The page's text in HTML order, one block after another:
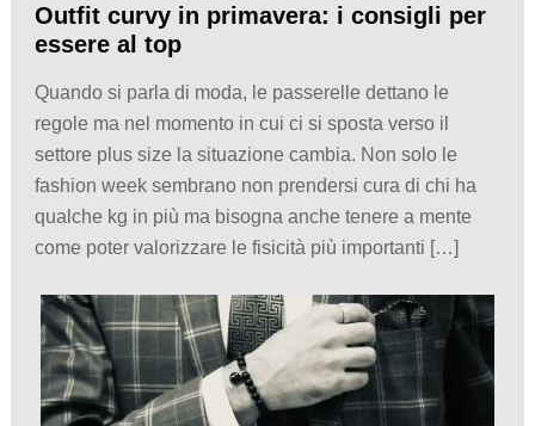
Outfit curvy in primavera: i consigli per
essere al top
Quando si parla di moda, le passerelle dettano le
regole ma nel momento in cui ci si sposta verso il
settore plus size la situazione cambia. Non solo le
fashion week sembrano non prendersi cura di chi ha
qualche kg in più ma bisogna anche tenere a mente
come poter valorizzare le fisicità più importanti […]